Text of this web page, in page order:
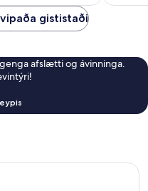
gististaði
afslætti og ávinninga.